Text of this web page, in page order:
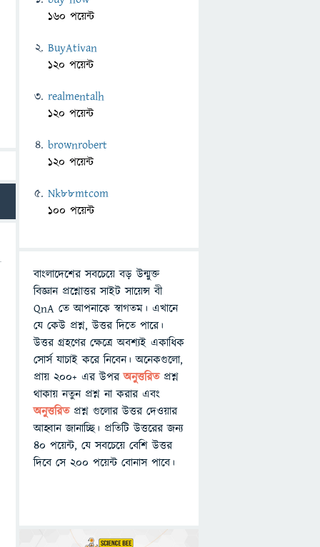
160 পয়েন্ট
BuyAtivan
120 পয়েন্ট
realmentalh
120 পয়েন্ট
brownrobert
120 পয়েন্ট
Nk88mtcom
100 পয়েন্ট
বাংলাদেশের সবচেয়ে বড় উন্মুক্ত
বিজ্ঞান প্রশ্নোত্তর সাইট সায়েন্স বী
QnA তে আপনাকে স্বাগতম। এখানে
যে কেউ প্রশ্ন, উত্তর দিতে পারে।
উত্তর গ্রহণের ক্ষেত্রে অবশ্যই একাধিক
সোর্স যাচাই করে নিবেন। অনেকগুলো,
প্রায় ২০০+ এর উপরঅনুত্তরিতপ্রশ্ন
থাকায় নতুন প্রশ্ন না করার এবং
অনুত্তরিত প্রশ্ন গুলোর উত্তর দেওয়ার
আহ্বান জানাচ্ছি। প্রতিটি উত্তরের জন্য
৪০ পয়েন্ট, যে সবচেয়ে বেশি উত্তর
দিবে সে ২০০ পয়েন্ট বোনাস পাবে।